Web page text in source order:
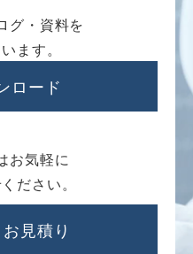
グ・資料を
ます。
ロード
お気軽に
ださい。
見積り